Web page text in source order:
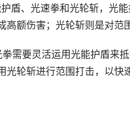
盾、光速拳和光轮斩，光
高额伤害；光轮斩则是对范
需要灵活运用光能护盾来
轮斩进行范围打击，以快